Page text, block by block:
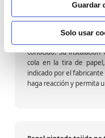
Guardar
Solo usar
Papel pintado calidad
Formado por una capa
conocido. Su
cola en la tira de
indicado por el
haga reacción y permita